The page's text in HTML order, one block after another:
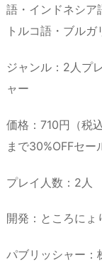
語・インドネシア
トルコ語・ブル
ジャンル：2人プ
ャー
価格：710円（税
まで30%OFFセー
プレイ人数：2人
開発：ところにょ
パブリッシャー：